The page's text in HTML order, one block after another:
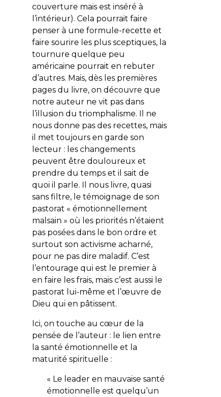
couverture mais est inséré à
l’intérieur). Cela pourrait faire
penser à une formule-recette et
faire sourire les plus sceptiques, la
tournure quelque peu
américaine pourrait en rebuter
d’autres. Mais, dès les premières
pages du livre, on découvre que
notre auteur ne vit pas dans
l’illusion du triomphalisme. Il ne
nous donne pas des recettes, mais
il met toujours en garde son
lecteur : les changements
peuvent être douloureux et
prendre du temps et il sait de
quoi il parle. Il nous livre, quasi
sans filtre, le témoignage de son
pastorat « émotionnellement
malsain » où les priorités n’étaient
pas posées dans le bon ordre et
surtout son activisme acharné,
pour ne pas dire maladif. C’est
l’entourage qui est le premier à
en faire les frais, mais c’est aussi le
pastorat lui-même et l’œuvre de
Dieu qui en pâtissent.
Ici, on touche au cœur de la
pensée de l’auteur : le lien entre
la santé émotionnelle et la
maturité spirituelle :
« Le leader en mauvaise santé
émotionnelle est quelqu’un